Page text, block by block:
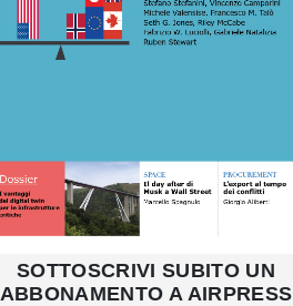
SOTTOSCRIVI SUBITO UN
ABBONAMENTO A AIRPRESS